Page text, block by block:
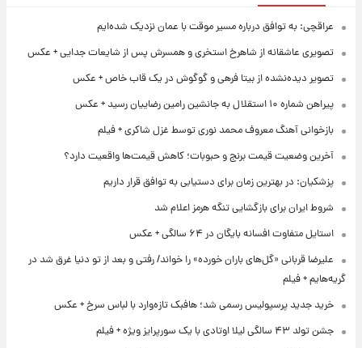
عراقچی: به توافق درباره مسیر موقت با عمان نزدیک شده‌ایم
تصویری عاشقانه از شاهرخ استخری و همسرش پس از شایعات جدایی + عکس
تصویر دیده‌نشده از بیتا فرهی و گوگوش در یک قاب خاص + عکس
پیراهن شماره ۱۰ استقلال به جانشین رامین رضاییان رسید + عکس
بازخوانی آهنگ معروف محمد نوری توسط غزل شاکری + فیلم
آخرین وضعیت قیمت برنج و حبوبات؛ کاهش قیمت‌ها واقعیت دارد؟
پزشکیان: در بهترین زمان برای دستیابی به توافق قرار داریم
شروط ایران برای بازگشایی تنگه هرمز اعلام شد
استایل متفاوت افسانه بایگان در ۶۴ سالگی + عکس
علیرضا قربانی «گل‌های باران خورده» را خواند/ رفتی و بعد از تو دنیا غرق شد در
گریه‌هایم + فیلم
خرید جدید پرسپولیس رسمی شد؛ هافبک تازه‌وارد با لباس سرخ + عکس
جشن تولد ۴۳ سالگی لیلا اوتادی با یک سورپرایز ویژه + فیلم